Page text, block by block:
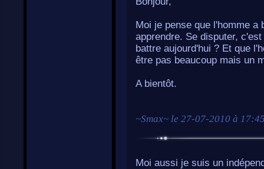
Moi je pense que l'homme a
apprendre. Se disputer,
battre aujourd'hui ? Et que
être pas beaucoup mais un
A bientôt.
~Smax~ le 27-07-2010 à
Moi aussi je suis un